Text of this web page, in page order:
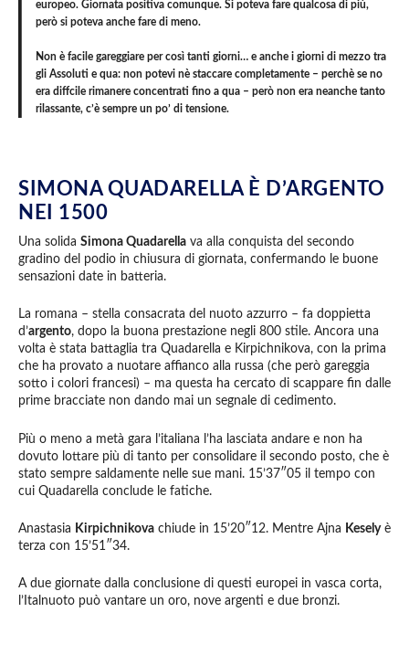
europeo. Giornata positiva comunque. Si poteva fare qualcosa di più,
però si poteva anche fare di meno.
Non è facile gareggiare per così tanti giorni… e anche i giorni di mezzo tra
gli Assoluti e qua: non potevi nè staccare completamente – perchè se no
era diffcile rimanere concentrati fino a qua – però non era neanche tanto
rilassante, c’è sempre un po’ di tensione.
SIMONA QUADARELLA È D’ARGENTO
NEI 1500
Una solida Simona Quadarella va alla conquista del secondo
gradino del podio in chiusura di giornata, confermando le buone
sensazioni date in batteria.
La romana – stella consacrata del nuoto azzurro – fa doppietta
d’argento, dopo la buona prestazione negli 800 stile. Ancora una
volta è stata battaglia tra Quadarella e Kirpichnikova, con la prima
che ha provato a nuotare affianco alla russa (che però gareggia
sotto i colori francesi) – ma questa ha cercato di scappare fin dalle
prime bracciate non dando mai un segnale di cedimento.
Più o meno a metà gara l’italiana l’ha lasciata andare e non ha
dovuto lottare più di tanto per consolidare il secondo posto, che è
stato sempre saldamente nelle sue mani. 15’37″05 il tempo con
cui Quadarella conclude le fatiche.
Anastasia Kirpichnikova chiude in 15’20″12. Mentre Ajna Keselyè
terza con 15’51″34.
A due giornate dalla conclusione di questi europei in vasca corta,
l’Italnuoto può vantare un oro, nove argenti e due bronzi.